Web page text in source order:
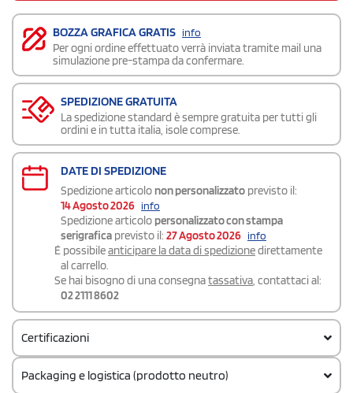
BOZZA GRAFICA GRATIS info
Per ogni ordine effettuato verrà inviata tramite mail una
simulazione pre-stampa da confermare.
SPEDIZIONE GRATUITA
La spedizione standard è sempre gratuita per tutti gli
ordini e in tutta italia, isole comprese.
DATE DI SPEDIZIONE
Spedizione articolo non personalizzato previsto il:
14 Agosto 2026 info
Spedizione articolo personalizzato con stampa
serigrafica previsto il: 27 Agosto 2026 info
É possibileanticipare la data di spedizionedirettamente
al carrello.
Se hai bisogno di una consegnatassativa, contattaci al:
02 2111 8602
Certificazioni
Packaging e logistica (prodotto neutro)